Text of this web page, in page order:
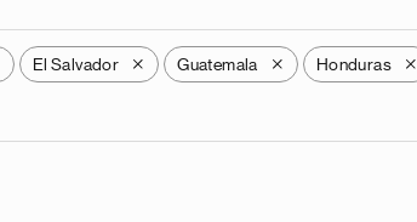
El Salvador X Guatemala X Honduras X